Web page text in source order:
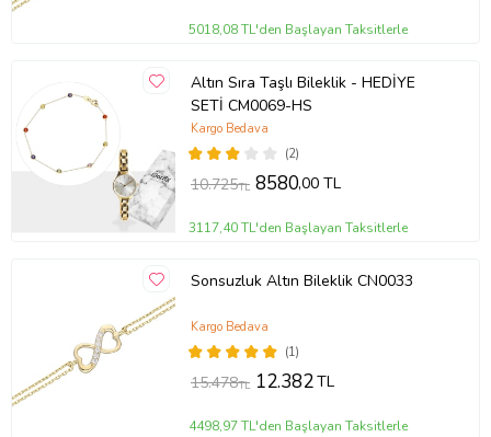
5018,08 TL'den Başlayan Taksitlerle
Altın Sıra Taşlı Bileklik - HEDİYE
SETİ CM0069-HS
(2)
Kargo Bedava
10.725TL 8580,00 TL
3117,40 TL'den Başlayan Taksitlerle
Sonsuzluk Altın Bileklik CN0033
(1)
Kargo Bedava
15.478TL 12.382TL
4498,97 TL'den Başlayan Taksitlerle